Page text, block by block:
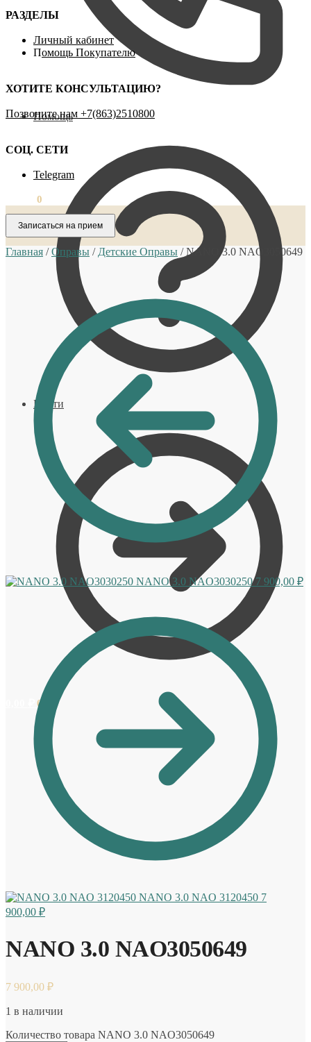
Помощь
Войти
0
РАЗДЕЛЫ
Личный кабинет
Помощь Покупателю
ХОТИТЕ КОНСУЛЬТАЦИЮ?
Позвоните нам ‪+7(863)2510800
СОЦ. СЕТИ
Telegram
0
Записаться на прием
Главная /Оправы / Детские Оправы /NANO 3.0 NAO3050649
NANO 3.0 NAO3030250 7 900,00 ₽
NANO 3.0 NAO 3120450 7
900,00 ₽
NANO 3.0 NAO3050649
7 900,00 ₽
1 в наличии
Количество товара NANO 3.0 NAO3050649